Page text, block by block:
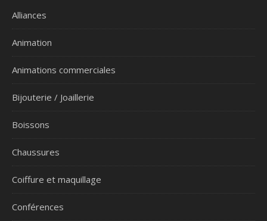
Alliances
Animation
Animations commerciales
Bijouterie / Joaillerie
Boissons
Chaussures
Coiffure et maquillage
Conférences